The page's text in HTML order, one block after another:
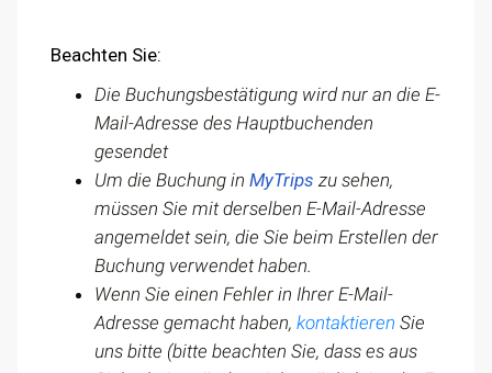
Beachten Sie:
Die Buchungsbestätigung wird nur an die E-
Mail-Adresse des Hauptbuchenden
gesendet
Um die Buchung in MyTrips zu sehen,
müssen Sie mit derselben E-Mail-Adresse
angemeldet sein, die Sie beim Erstellen der
Buchung verwendet haben.
Wenn Sie einen Fehler in Ihrer E-Mail-
Adresse gemacht haben, kontaktieren Sie
uns bitte (bitte beachten Sie, dass es aus